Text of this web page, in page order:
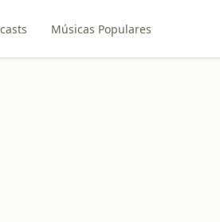
Músicas Populares